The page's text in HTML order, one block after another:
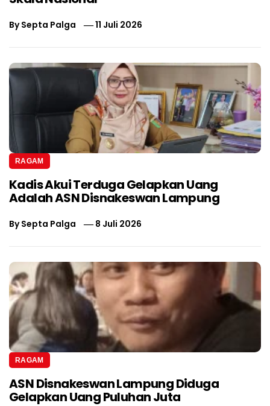
BySepta Palga 11 Juli 2026
RAGAM
Kadis Akui Terduga Gelapkan Uang
Adalah ASN Disnakeswan Lampung
BySepta Palga 8 Juli 2026
RAGAM
ASN Disnakeswan Lampung Diduga
Gelapkan Uang Puluhan Juta